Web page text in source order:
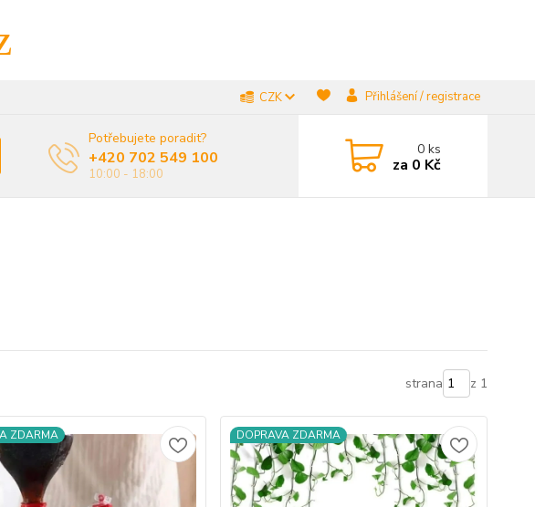
CZK Přihlášení / registrace
Potřebujete poradit?
+420 702 549 100
10:00 - 18:00
0ks
za 0 Kč
strana z 1
ZDARMA DOPRAVA ZDARMA